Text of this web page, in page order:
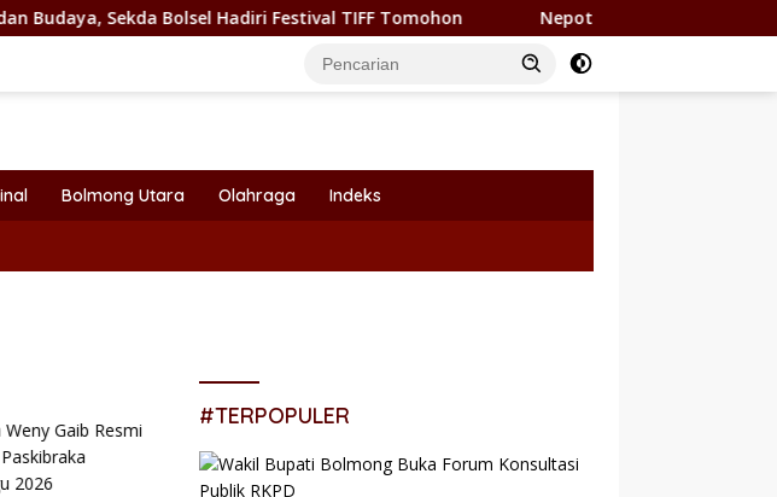
Bolsel Hadiri Festival TIFF Tomohon Nepotisme Kembali Heboh, Kadishub
Bolmong Utara Olahraga Indeks
#TERPOPULER